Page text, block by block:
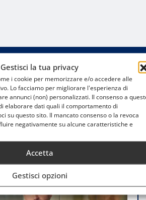
Gestisci la tua privacy
i cookie per memorizzare e/o accedere alle
Lo facciamo per migliorare l'esperienza di
annunci (non) personalizzati. Il consenso a
elaborare dati quali il comportamento di
su questo sito. Il mancato consenso o la revoca
negativamente su alcune caratteristiche e
Accetta
Gestisci opzioni
EICMA 2025: l’impegno nella
nell’innovazione